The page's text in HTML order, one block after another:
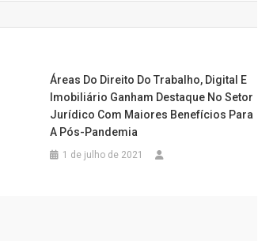
Áreas Do Direito Do Trabalho, Digital E
Imobiliário Ganham Destaque No Setor
Jurídico Com Maiores Benefícios Para
A Pós-Pandemia
1 de julho de 2021